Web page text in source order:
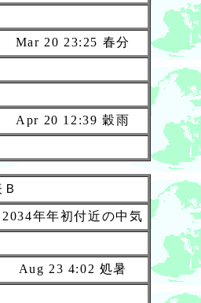
Mar 20 23:25 春分
Apr 20 12:39 穀雨
2034年年初付近の中気
Aug 23 4:02 処暑